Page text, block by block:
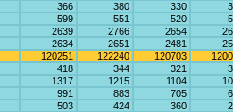
366 380 330
599 551 520
2639 2766 2654
2634 2651 2481
120251 122240 120703
418 344 321
1317 1215 1104
991 883 705
503 424 360